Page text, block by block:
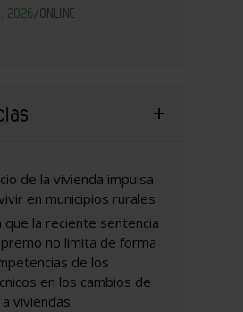
2026/ONLINE
de la vivienda impulsa
en municipios rurales
que la reciente sentencia
no limita de forma
de los
en los cambios de
viviendas